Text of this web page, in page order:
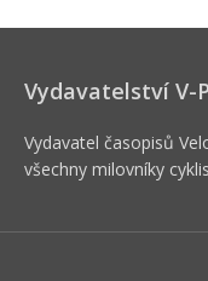
Vydavatelství V-
Vydavatel časopisů
všechny milovníky